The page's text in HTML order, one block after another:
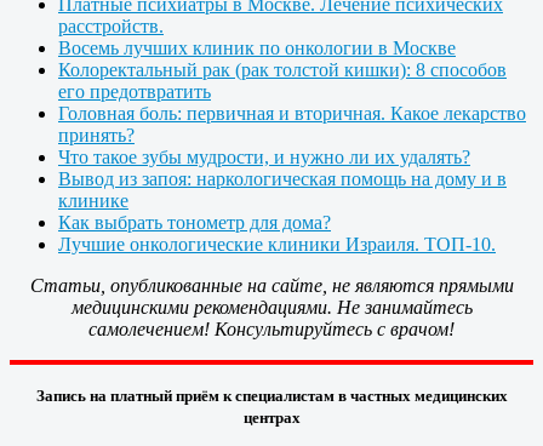
Платные психиатры в Москве. Лечение психических
расстройств.
Восемь лучших клиник по онкологии в Москве
Колоректальный рак (рак толстой кишки): 8 способов
его предотвратить
Головная боль: первичная и вторичная. Какое лекарство
принять?
Что такое зубы мудрости, и нужно ли их удалять?
Вывод из запоя: наркологическая помощь на дому и в
клинике
Как выбрать тонометр для дома?
Лучшие онкологические клиники Израиля. ТОП-10.
Статьи, опубликованные на сайте, не являются прямыми
медицинскими рекомендациями. Не занимайтесь
самолечением! Консультируйтесь с врачом!
Запись на платный приём к специалистам в частных медицинских
центрах